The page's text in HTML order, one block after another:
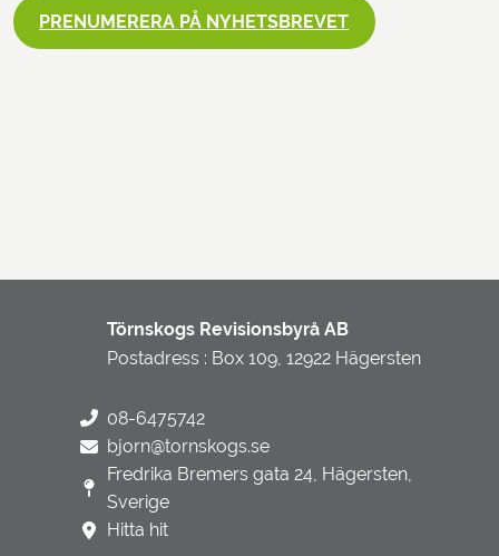
PRENUMERERA PÅ NYHETSBREVET
Törnskogs Revisionsbyrå AB
Postadress : Box 109, 12922 Hägersten
08-6475742
bjorn@tornskogs.se
Fredrika Bremers gata 24, Hägersten,
Sverige
Hitta hit